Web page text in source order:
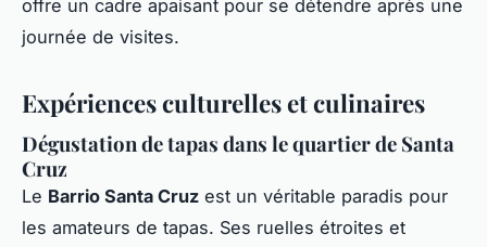
offre un cadre apaisant pour se détendre après une
journée de visites.
Expériences culturelles et culinaires
Dégustation de tapas dans le quartier de Santa
Cruz
Le Barrio Santa Cruz est un véritable paradis pour
les amateurs de tapas. Ses ruelles étroites et